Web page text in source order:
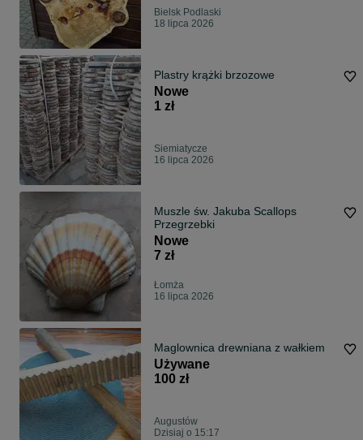
Bielsk Podlaski
18 lipca 2026
Plastry krążki brzozowe
Nowe
1 zł
Siemiatycze
16 lipca 2026
Muszle św. Jakuba Scallops
Przegrzebki
Nowe
7 zł
Łomża
16 lipca 2026
Maglownica drewniana z wałkiem
Używane
100 zł
Augustów
Dzisiaj o 15:17